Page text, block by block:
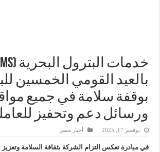
بالعيد القومي الخمسين
بوقفة سلامة في جميع
ورسائل دعم وتحفيز
نوفمبر 17, 2025 أخبار مصر
في مبادرة تعكس التزام الشركة بثقافة السلامة وتعزيز